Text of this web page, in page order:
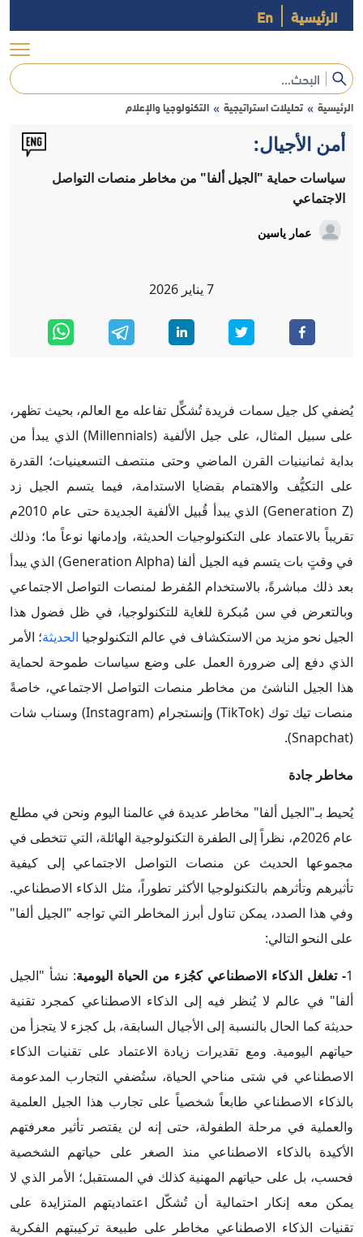
الرئيسية En
الرئيسية » تحليلات استراتيجية » التكنولوجيا والإعلام
أمن الأجيال:
سياسات حماية "الجيل ألفا" من مخاطر منصات التواصل
الاجتماعي
عمار ياسين
7 يناير 2026
يُضفي كل جيل سمات فريدة تُشكِّل تفاعله مع العالم، بحيث تظهر،
على سبيل المثال، على جيل الألفية (Millennials) الذي يبدأ من
بداية ثمانينيات القرن الماضي وحتى منتصف التسعينيات؛ القدرة
على التكيُّف والاهتمام بقضايا الاستدامة، فيما يتسم الجيل زد
(Generation Z) الذي يبدأ قُبيل الألفية الجديدة حتى عام 2010م
تقريباً بالاعتماد على التكنولوجيات الحديثة، وإدمانها نوعاً ما؛ وذلك
في وقتٍ بات يتسم فيه الجيل ألفا (Generation Alpha) الذي يبدأ
بعد ذلك مباشرةً، بالاستخدام المُفرط لمنصات التواصل الاجتماعي
وبالتعرض في سن مُبكرة للغاية للتكنولوجيا، في ظل فضول هذا
الجيل نحو مزيد من الاستكشاف في عالم التكنولوجيا الحديثة؛ الأمر
الذي دفع إلى ضرورة العمل على وضع سياسات طموحة لحماية
هذا الجيل الناشئ من مخاطر منصات التواصل الاجتماعي، خاصةً
منصات تيك توك (TikTok) وإنستجرام (Instagram) وسناب شات
(Snapchat).
مخاطر جادة
يُحيط بـ"الجيل ألفا" مخاطر عديدة في عالمنا اليوم ونحن في مطلع
عام 2026م، نظراً إلى الطفرة التكنولوجية الهائلة، التي تتخطى في
مجموعها الحديث عن منصات التواصل الاجتماعي إلى كيفية
تأثيرهم وتأثرهم بالتكنولوجيا الأكثر تطوراً، مثل الذكاء الاصطناعي.
وفي هذا الصدد، يمكن تناول أبرز المخاطر التي تواجه "الجيل ألفا"
على النحو التالي:
1- تغلغل الذكاء الاصطناعي كجُزء من الحياة اليومية: نشأ "الجيل
ألفا" في عالم لا يُنظر فيه إلى الذكاء الاصطناعي كمجرد تقنية
حديثة كما الحال بالنسبة إلى الأجيال السابقة، بل كجزء لا يتجزأ من
حياتهم اليومية. ومع تقديرات زيادة الاعتماد على تقنيات الذكاء
الاصطناعي في شتى مناحي الحياة، ستُضفي التجارب المدعومة
بالذكاء الاصطناعي طابعاً شخصياً على تجارب هذا الجيل العلمية
والعملية في مرحلة الطفولة، حتى إنه لن يقتصر تأثير معرفتهم
الأكيدة بالذكاء الاصطناعي منذ الصغر على حياتهم الشخصية
فحسب، بل على حياتهم المهنية كذلك في المستقبل؛ الأمر الذي لا
يمكن معه إنكار احتمالية أن تُشكّل اعتماديتهم المتزايدة على
تقنيات الذكاء الاصطناعي مخاطر على طبيعة تركيبتهم الفكرية